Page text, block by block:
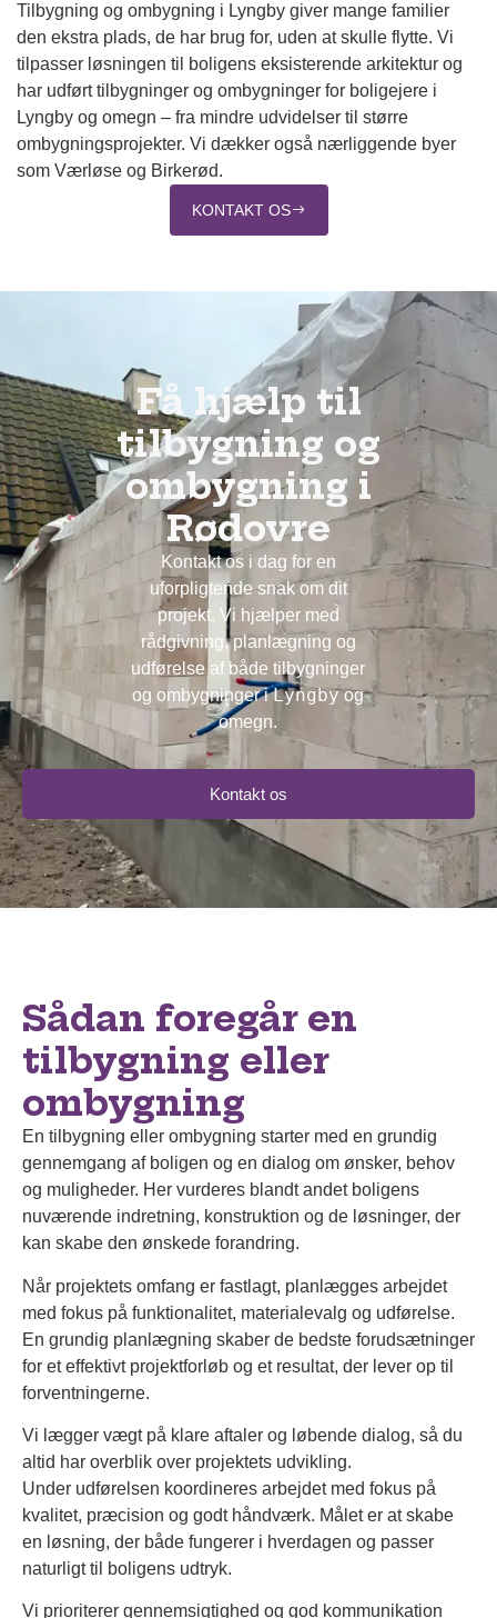
Tilbygning og ombygning i Lyngby giver mange familier
den ekstra plads, de har brug for, uden at skulle flytte. Vi
tilpasser løsningen til boligens eksisterende arkitektur og
har udført tilbygninger og ombygninger for boligejere i
Lyngby og omegn – fra mindre udvidelser til større
ombygningsprojekter. Vi dækker også nærliggende byer
som Værløse og Birkerød.
KONTAKT OS
Få hjælp til
tilbygning og
ombygning i
Rødovre
Kontakt os i dag for en
uforpligtende snak om dit
projekt. Vi hjælper med
rådgivning, planlægning og
udførelse af både tilbygninger
og ombygninger iLyngbyog
omegn.
Kontakt os
Sådan foregår en
tilbygning eller
ombygning
En tilbygning eller ombygning starter med en grundig
gennemgang af boligen og en dialog om ønsker, behov
og muligheder. Her vurderes blandt andet boligens
nuværende indretning, konstruktion og de løsninger, der
kan skabe den ønskede forandring.
Når projektets omfang er fastlagt, planlægges arbejdet
med fokus på funktionalitet, materialevalg og udførelse.
En grundig planlægning skaber de bedste forudsætninger
for et effektivt projektforløb og et resultat, der lever op til
forventningerne.
Vi lægger vægt på klare aftaler og løbende dialog, så du
altid har overblik over projektets udvikling.
Under udførelsen koordineres arbejdet med fokus på
kvalitet, præcision og godt håndværk. Målet er at skabe
en løsning, der både fungerer i hverdagen og passer
naturligt til boligens udtryk.
Vi prioriterer gennemsigtighed og god kommunikation